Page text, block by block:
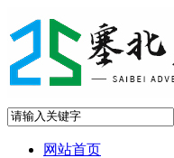
网站首页